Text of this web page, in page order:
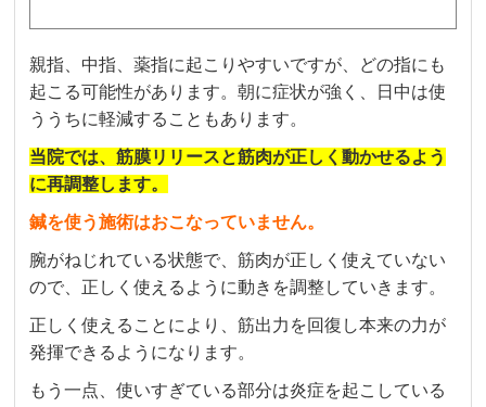
親指、中指、薬指に起こりやすいですが、どの指にも
起こる可能性があります。朝に症状が強く、日中は使
ううちに軽減することもあります。
当院では、筋膜リリースと筋肉が正しく動かせるよう
に再調整します。
鍼を使う施術はおこなっていません。
腕がねじれている状態で、筋肉が正しく使えていない
ので、正しく使えるように動きを調整していきます。
正しく使えることにより、筋出力を回復し本来の力が
発揮できるようになります。
もう一点、使いすぎている部分は炎症を起こしている